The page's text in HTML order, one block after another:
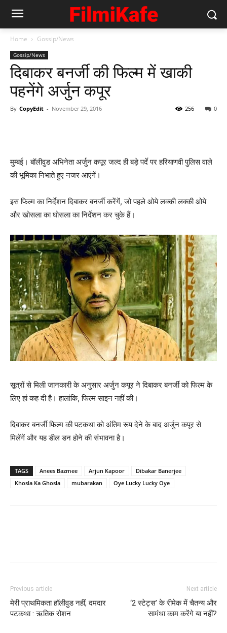
Home Gossip/News
Gossip/News
दिबाकर बनर्जी की फिल्‍म में खाकी
पहनेंगे अर्जुन कपूर
By CopyEdit - November 29, 2016 0
256
मुम्‍बई। बॉलीवुड अभिनेता अर्जुन कपूर जल्‍द ही बड़े पर्दे पर हरियाणवी पुलिस वाले
की भूमिका निभाते हुए नजर आएंगें।
इस फिल्‍म का निर्देशन दिबाकर बनर्जी करेंगें, जो पहले ओये लक्‍की लक्‍की ओये
और खोसला का घोसला का निर्देशन कर चुके हैं।
सूत्रों से मिली जानकारी के अनुसार अर्जुन कपूर ने दिबाकर बनर्जी को फिल्‍म के
लिए हां कह दी है। हालांकि, फिल्‍म साइन नहीं की।
दिबाकर बनर्जी फिल्‍म की पटकथा को अंतिम रूप देने के बाद अर्जुन कपूर से
मिलेंगें और यह डील डन होने की संभावना है।
TAGS Anees Bazmee Arjun Kapoor
Dibakar Banerjee
Khosla Ka Ghosla
mubarakan Oye Lucky Lucky Oye
Previous article
मेरी प्राथमिकता हॉलीवुड नहीं, दमदार
पटकथा : ऋतिक रोशन
Next article
‘2 स्टेट्स’ के रीमेक में चैतन्‍य और
सामंथा काम करेंगे या नहीं?